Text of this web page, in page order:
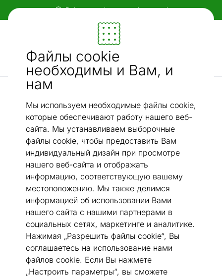
Файлы cookie
необходимы и Вам, и
нам
Мы используем необходимые файлы cookie,
которые обеспечивают работу нашего веб-
сайта. Мы устанавливаем выборочные
файлы cookie, чтобы предоставить Вам
индивидуальный дизайн при просмотре
нашего веб-сайта и отображать
информацию, соответствующую вашему
местоположению. Мы также делимся
информацией об использовании Вами
нашего сайта с нашими партнерами в
социальных сетях, маркетинге и аналитике.
Нажимая „Разрешить файлы cookie“, Вы
соглашаетесь на использование нами
файлов cookie. Если Вы нажмете
„Настроить параметры“, вы сможете
Гибкие и удобные способы оплаты!
Мебель и убранство - ON24
Ищи...
Сковородки
Посмотреть похожие